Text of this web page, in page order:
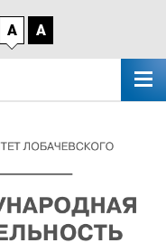
A A